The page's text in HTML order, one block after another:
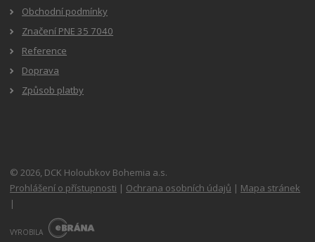
Obchodní podmínky
Značení PNE 35 7040
Reference
Doprava
Způsob platby
© 2026, DCK Holoubkov Bohemia a.s.
Prohlášení o přístupnosti | Ochrana osobních údajů | Mapa stránek
|
VYROBILA